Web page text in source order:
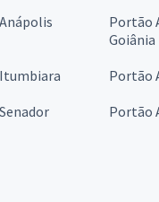
Portão
Goiânia
Portão
Portão